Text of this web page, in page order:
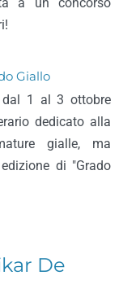
Giallo
dal 1 al 3 ottobre
dedicato alla
gialle, ma
di "Grado
De